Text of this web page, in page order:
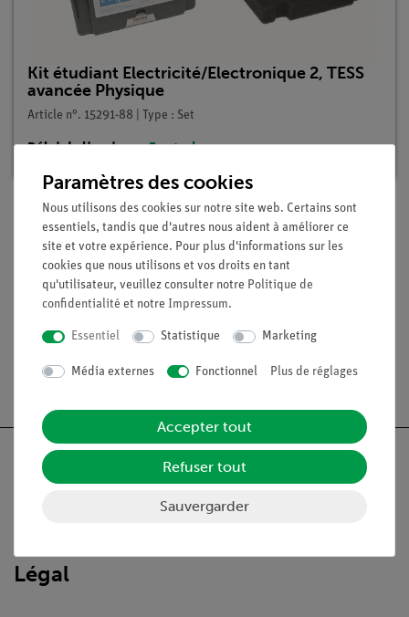
Kit étudiant Electricité/Electronique 2, TESS
avancée Physique
Article n°. 15291-88 | Type : Set
Délai de livraison : En stock
Contenu de livraison
Médias / Téléchargements
Livraison gratuite à partir de 300,- €.
Nach oben
Légal
Paramètres des cookies
Nous utilisons des cookies sur notre site web. Certains sont
essentiels, tandis que d'autres nous aident à améliorer ce
site et votre expérience. Pour plus d'informations sur les
cookies que nous utilisons et vos droits en tant
qu'utilisateur, veuillez consulter notre Politique de
confidentialité et notre Impressum.
Essentiel Statistique Marketing
Média externes Fonctionnel Plus de réglages
Accepter tout
Refuser tout
Sauvergarder